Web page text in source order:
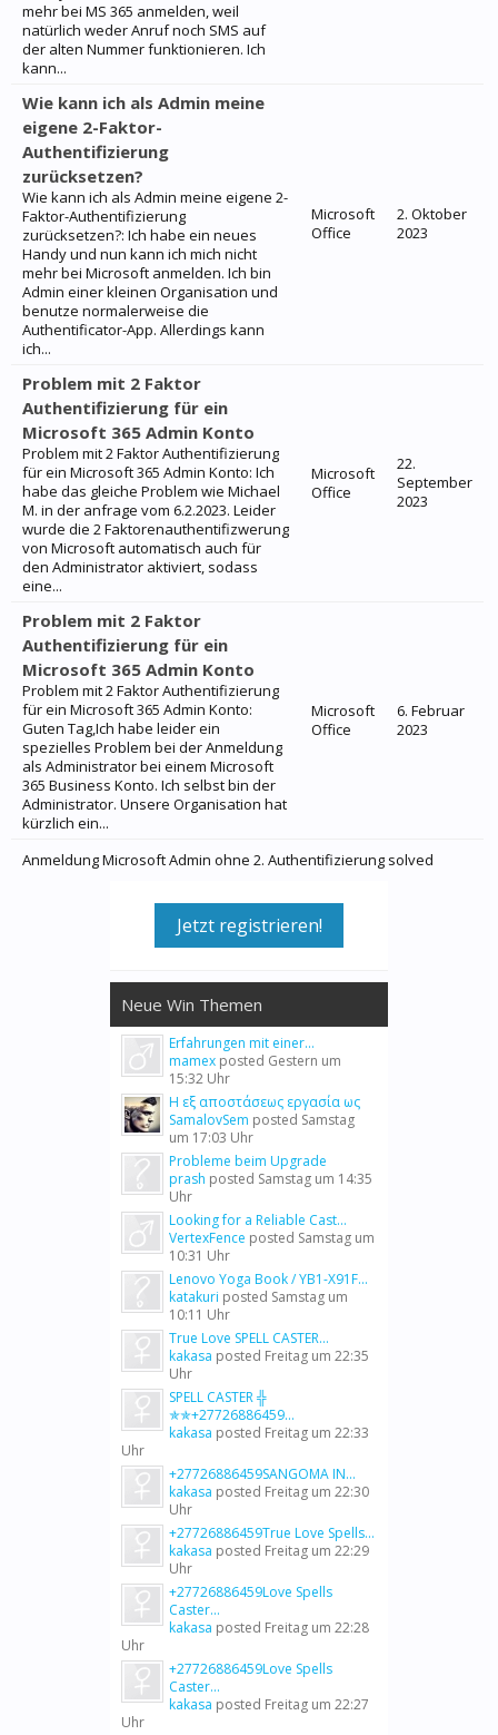
mehr bei MS 365 anmelden, weil
natürlich weder Anruf noch SMS auf
der alten Nummer funktionieren. Ich
kann...
Wie kann ich als Admin meine
eigene 2-Faktor-
Authentifizierung
zurücksetzen?
Wie kann ich als Admin meine eigene 2-
Faktor-Authentifizierung
zurücksetzen?: Ich habe ein neues
Handy und nun kann ich mich nicht
mehr bei Microsoft anmelden. Ich bin
Admin einer kleinen Organisation und
benutze normalerweise die
Authentificator-App. Allerdings kann
ich...
Microsoft
Office
2. Oktober
2023
Problem mit 2 Faktor
Authentifizierung für ein
Microsoft 365 Admin Konto
Problem mit 2 Faktor Authentifizierung
für ein Microsoft 365 Admin Konto: Ich
habe das gleiche Problem wie Michael
M. in der anfrage vom 6.2.2023. Leider
wurde die 2 Faktorenauthentifizwerung
von Microsoft automatisch auch für
den Administrator aktiviert, sodass
eine...
Microsoft
Office
22.
September
2023
Problem mit 2 Faktor
Authentifizierung für ein
Microsoft 365 Admin Konto
Problem mit 2 Faktor Authentifizierung
für ein Microsoft 365 Admin Konto:
Guten Tag,Ich habe leider ein
spezielles Problem bei der Anmeldung
als Administrator bei einem Microsoft
365 Business Konto. Ich selbst bin der
Administrator. Unsere Organisation hat
kürzlich ein...
Microsoft
Office
6. Februar
2023
Anmeldung Microsoft Admin ohne 2. Authentifizierung solved
Jetzt registrieren!
Neue Win Themen
Erfahrungen mit einer...
mamex posted Gestern um
15:32 Uhr
Η εξ αποστάσεως εργασία ως
SamalovSem posted Samstag
um 17:03 Uhr
Probleme beim Upgrade
prash posted Samstag um 14:35
Uhr
Looking for a Reliable Cast...
VertexFence posted Samstag um
10:31 Uhr
Lenovo Yoga Book / YB1-X91F...
katakuri posted Samstag um
10:11 Uhr
True Love SPELL CASTER...
kakasa posted Freitag um 22:35
Uhr
SPELL CASTER ╬
✯✯+27726886459...
kakasa posted Freitag um 22:33
Uhr
+27726886459SANGOMA IN...
kakasa posted Freitag um 22:30
Uhr
+27726886459True Love Spells...
kakasa posted Freitag um 22:29
Uhr
+27726886459Love Spells
Caster...
kakasa posted Freitag um 22:28
Uhr
+27726886459Love Spells
Caster...
kakasa posted Freitag um 22:27
Uhr